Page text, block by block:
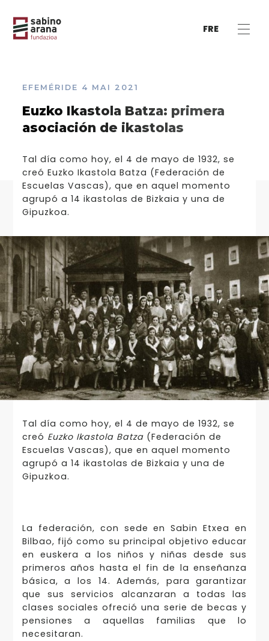
FRE
EFEMÉRIDE 4 MAI 2021
Euzko Ikastola Batza: primera
asociación de ikastolas
Tal día como hoy, el 4 de mayo de 1932, se
creó Euzko Ikastola Batza (Federación de
Escuelas Vascas), que en aquel momento
agrupó a 14 ikastolas de Bizkaia y una de
Gipuzkoa.
Tal día como hoy, el 4 de mayo de 1932, se
creó Euzko Ikastola Batza (Federación de
Escuelas Vascas), que en aquel momento
agrupó a 14 ikastolas de Bizkaia y una de
Gipuzkoa.
La federación, con sede en Sabin Etxea en
Bilbao, fijó como su principal objetivo educar
en euskera a los niños y niñas desde sus
primeros años hasta el fin de la enseñanza
básica, a los 14. Además, para garantizar
que sus servicios alcanzaran a todas las
clases sociales ofreció una serie de becas y
pensiones a aquellas familias que lo
necesitaran.